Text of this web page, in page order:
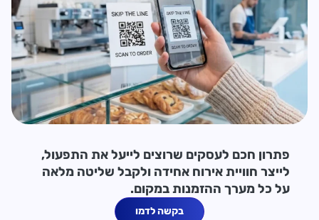
פתרון חכם לעסקים שרוצים לייעל את התפעול,
לייצר חוויית אירוח אחידה ולקבל שליטה מלאה
על כל מערך ההזמנות במקום.
בקשה לדמו